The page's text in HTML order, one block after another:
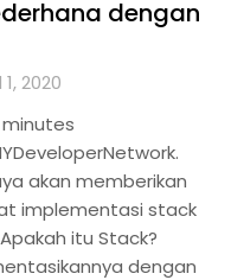
dengan
2020
minutes
akan memberikan
implementasi stack
itu Stack?
dengan